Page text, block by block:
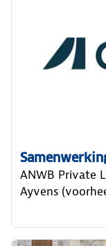
ANWB Private
Ayvens